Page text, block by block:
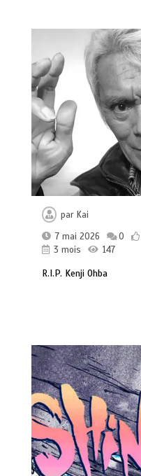
par Kai
7 mai 2026
0
3 mois
147
R.I.P. Kenji Ohba